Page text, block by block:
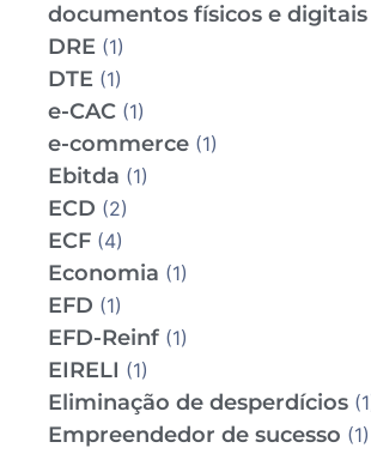
documentos físicos e digitais
DRE (1)
DTE (1)
e-CAC (1)
e-commerce (1)
Ebitda (1)
ECD (2)
ECF (4)
Economia (1)
EFD (1)
EFD-Reinf (1)
EIRELI (1)
Eliminação de desperdícios
Empreendedor de sucesso (1)